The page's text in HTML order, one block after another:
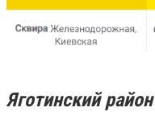
Яготинский район